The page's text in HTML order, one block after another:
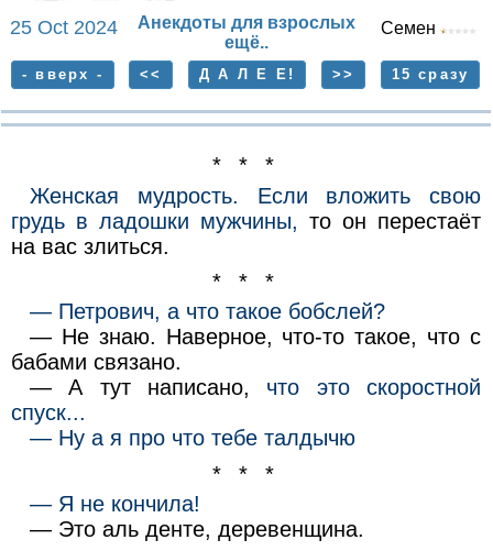
25 Oct 2024
Анекдоты для взрослых
ещё..
Семен
- вверх - << Д А Л Е Е! >> 15 сразу
* * *
Женская мудрость. Если вложить свою
грудь в ладошки мужчины, то он перестаёт
на вас злиться.
* * *
— Петрович, а что такое бобслей?
— Не знаю. Наверное, что-то такое, что с
бабами связано.
— А тут написано, что это скоростной
спуск...
— Ну а я про что тебе талдычю
* * *
— Я не кончила!
— Это аль денте, деревенщина.